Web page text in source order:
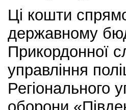
Ці кошти
державному
Прикордонної
управління
Регіонального